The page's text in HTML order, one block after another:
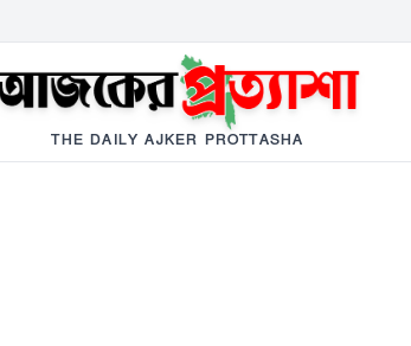
THE DAILY AJKER PROTTASHA